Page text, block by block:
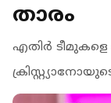
താരം
എതിര്‍ ടീമുകളെ